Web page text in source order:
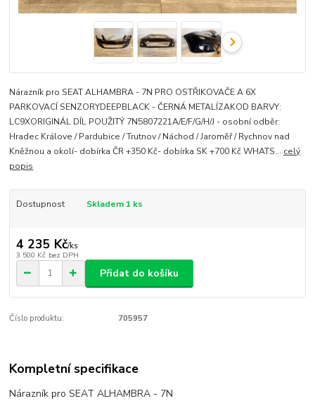
Nárazník pro SEAT ALHAMBRA - 7N PRO OSTŘIKOVAČE A 6X
PARKOVACÍ SENZORYDEEPBLACK - ČERNÁ METALÍZAKOD BARVY:
LC9XORIGINÁL DÍL POUŽITÝ 7N5807221A/E/F/G/H/J - osobní odběr:
Hradec Králove / Pardubice / Trutnov / Náchod / Jaroměř / Rychnov nad
Kněžnou a okolí- dobírka ČR +350 Kč- dobírka SK +700 Kč WHATS... celý
popis
Dostupnost Skladem 1 ks
4 235 Kč/ks
3 500 Kč bez DPH
Přidat do košíku
Číslo produktu: 705957
Kompletní specifikace
Nárazník pro SEAT ALHAMBRA - 7N